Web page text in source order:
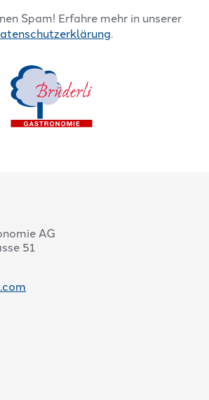
Spam! Erfahre mehr in unserer
.
AG
51